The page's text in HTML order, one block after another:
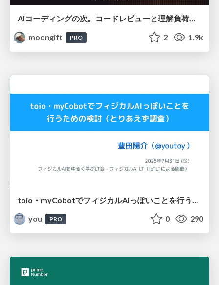
AIコーディングの次。コードレビューと理解負荷を解消して組織の開発生産性を高める
moongift
PRO 2 1.9k
toio・myCobotでフィジカルAIっぽいことを行うための検討（とりあえず調査） / フィジカルAI LT（IoTLTによる開催）
you
PRO 0 290